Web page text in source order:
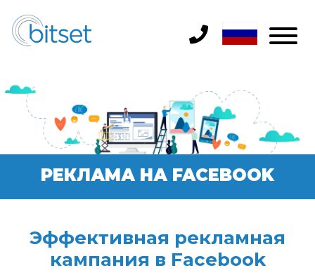
РЕКЛАМА НА FACEBOOK
Эффективная рекламная
кампания в Facebook